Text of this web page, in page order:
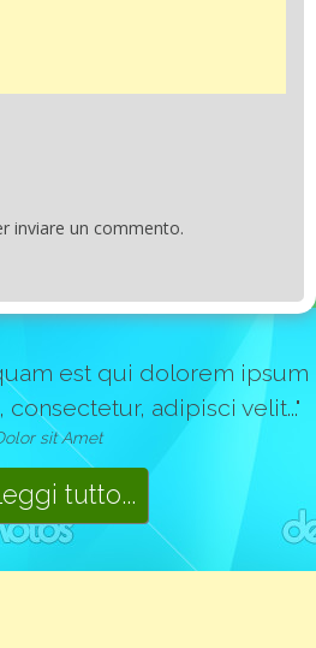
inviare un commento.
est qui dolorem ipsum
adipisci velit..."
sit Amet
tutto...